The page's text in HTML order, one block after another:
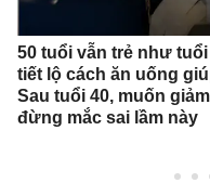
50 tuổi vẫn trẻ như
tiết lộ cách ăn uống
Sau tuổi 40, muốn
đừng mắc sai lầm này